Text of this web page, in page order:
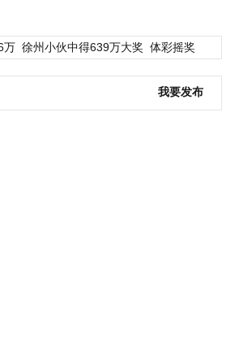
万 徐州小伙中得639万大奖 体彩摇奖
我要发布